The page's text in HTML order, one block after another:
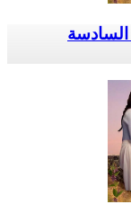
مسلسل ثلاث اخوات 2 الحلقة 56 السادسة